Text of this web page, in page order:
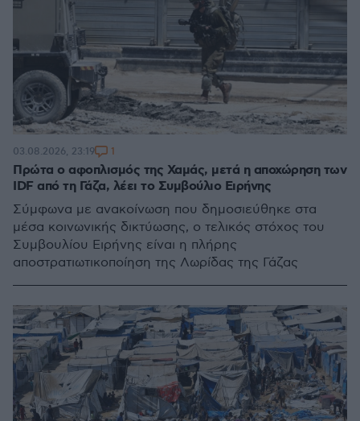
Πρώτα ο αφοπλισμός της Χαμάς, μετά η αποχώρηση των
IDF από τη Γάζα, λέει το Συμβούλιο Ειρήνης
Σύμφωνα με ανακοίνωση που δημοσιεύθηκε στα
μέσα κοινωνικής δικτύωσης, ο τελικός στόχος του
Συμβουλίου Ειρήνης είναι η πλήρης
αποστρατιωτικοποίηση της Λωρίδας της Γάζας
03.08.2026, 23:19 1